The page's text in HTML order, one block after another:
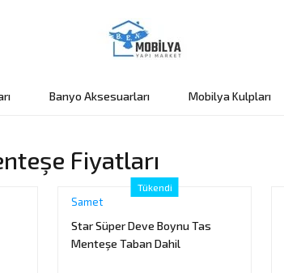
Banyo Aksesuarları Mobilya Kulpları
Fiyatları
Tükendi
Samet
Star Süper Deve Boynu Tas
Menteşe Taban Dahil